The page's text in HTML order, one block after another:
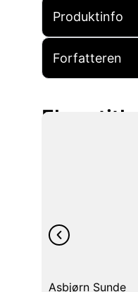
Produktinfo
Forfatteren
Flere titler
Asbjørn Sunde